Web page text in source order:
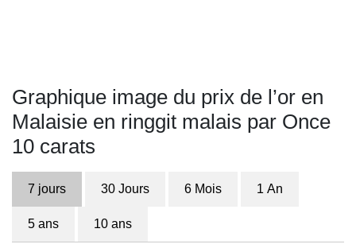
Graphique image du prix de l’or en
Malaisie en ringgit malais par Once
10 carats
7 jours 30 Jours 6 Mois 1 An
5 ans 10 ans